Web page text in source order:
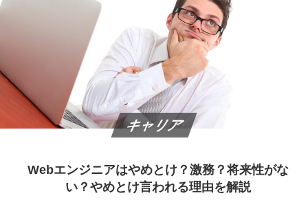
キャリア
Webエンジニアはやめとけ？激務？将来性がな
い？やめとけ言われる理由を解説